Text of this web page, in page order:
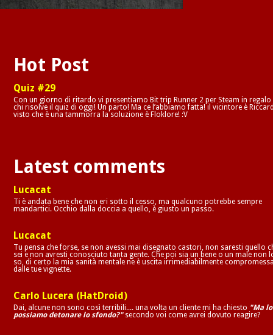
Hot Post
Quiz #29
Con un giorno di ritardo vi presentiamo Bit trip Runner 2 per Steam in regalo
chi risolve il quiz di oggi! Un parto! Ma ce l’abbiamo fatta! il vicintore è
visto che è una tammorra la soluzione è Floklore! :V
Latest comments
Lucacat
Ti è andata bene che non eri sotto il cesso, ma qualcuno potrebbe sempre
mandartici. Occhio dalla doccia a quello, è giusto un passo.
Lucacat
Tu pensa che forse, se non avessi mai disegnato castori, non saresti quello
sei e non avresti conosciuto tanta gente. Che poi sia un bene o un male non
so, di certo la mia sanità mentale ne è uscita irrimediabilmente
dalle tue vignette.
Carlo Lucera (HatDroid)
Dai, alcune non sono così terribili.... una volta un cliente mi ha chiesto "Ma lo
possiamo detonare lo sfondo?"secondo voi come avrei dovuto reagire?